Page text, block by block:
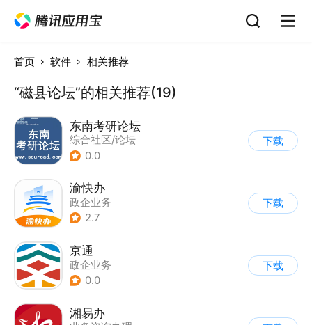
首页 软件 相关推荐
“磁县论坛”的相关推荐(19)
东南考研论坛
综合社区/论坛
0.0
下载
渝快办
政企业务
2.7
下载
京通
政企业务
0.0
下载
湘易办